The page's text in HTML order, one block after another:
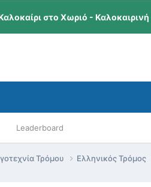
στο Χωριό -
Leaderboard
Τρόμου Ελληνικός Τρόμος